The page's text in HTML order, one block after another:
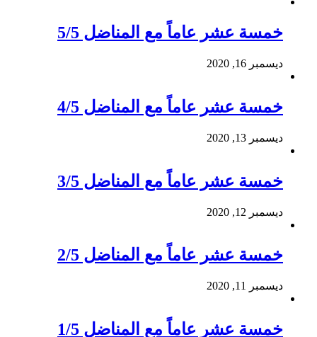
خمسة عشر عاماً مع المناضل 5/5
ديسمبر 16, 2020
خمسة عشر عاماً مع المناضل 4/5
ديسمبر 13, 2020
خمسة عشر عاماً مع المناضل 3/5
ديسمبر 12, 2020
خمسة عشر عاماً مع المناضل 2/5
ديسمبر 11, 2020
خمسة عشر عاماً مع المناضل 1/5